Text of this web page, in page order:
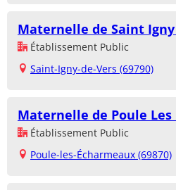
Maternelle de Saint
Établissement Public
Saint-Igny-de-Vers (69790)
Maternelle de Poule Les
Établissement Public
Poule-les-Écharmeaux (69870)